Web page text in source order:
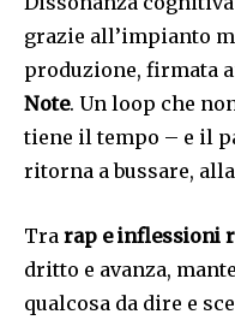
grazie all’impianto
produzione, firmata
Note. Un loop che
tiene il tempo – e il
ritorna a bussare,
Tra rap e inflessioni
dritto e avanza,
qualcosa da dire e